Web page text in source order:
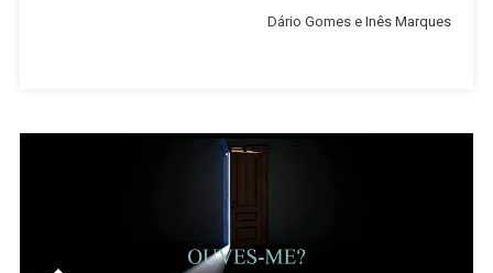
Dário Gomes e Inês Marques